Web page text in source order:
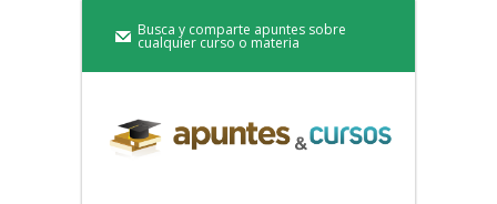
Busca y comparte apuntes sobre
cualquier curso o materia